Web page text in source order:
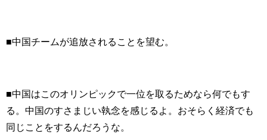
■中国チームが追放されることを望む。
■中国はこのオリンピックで一位を取るためなら何でもす
る。中国のすさまじい執念を感じるよ。おそらく経済でも
同じことをするんだろうな。